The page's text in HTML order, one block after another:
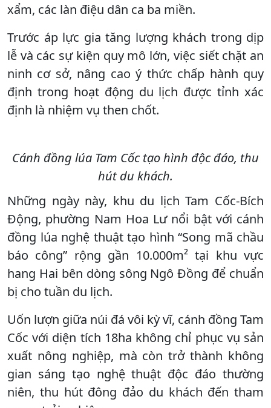
xẩm, các làn điệu dân ca ba miền.
Trước áp lực gia tăng lượng khách trong dịp
lễ và các sự kiện quy mô lớn, việc siết chặt an
ninh cơ sở, nâng cao ý thức chấp hành quy
định trong hoạt động du lịch được tỉnh xác
định là nhiệm vụ then chốt.
Cánh đồng lúa Tam Cốc tạo hình độc đáo, thu
hút du khách.
Những ngày này, khu du lịch Tam Cốc-Bích
Động, phường Nam Hoa Lư nổi bật với cánh
đồng lúa nghệ thuật tạo hình “Song mã chầu
báo công” rộng gần 10.000m² tại khu vực
hang Hai bên dòng sông Ngô Đồng để chuẩn
bị cho tuần du lịch.
Uốn lượn giữa núi đá vôi kỳ vĩ, cánh đồng Tam
Cốc với diện tích 18ha không chỉ phục vụ sản
xuất nông nghiệp, mà còn trở thành không
gian sáng tạo nghệ thuật độc đáo thường
niên, thu hút đông đảo du khách đến tham